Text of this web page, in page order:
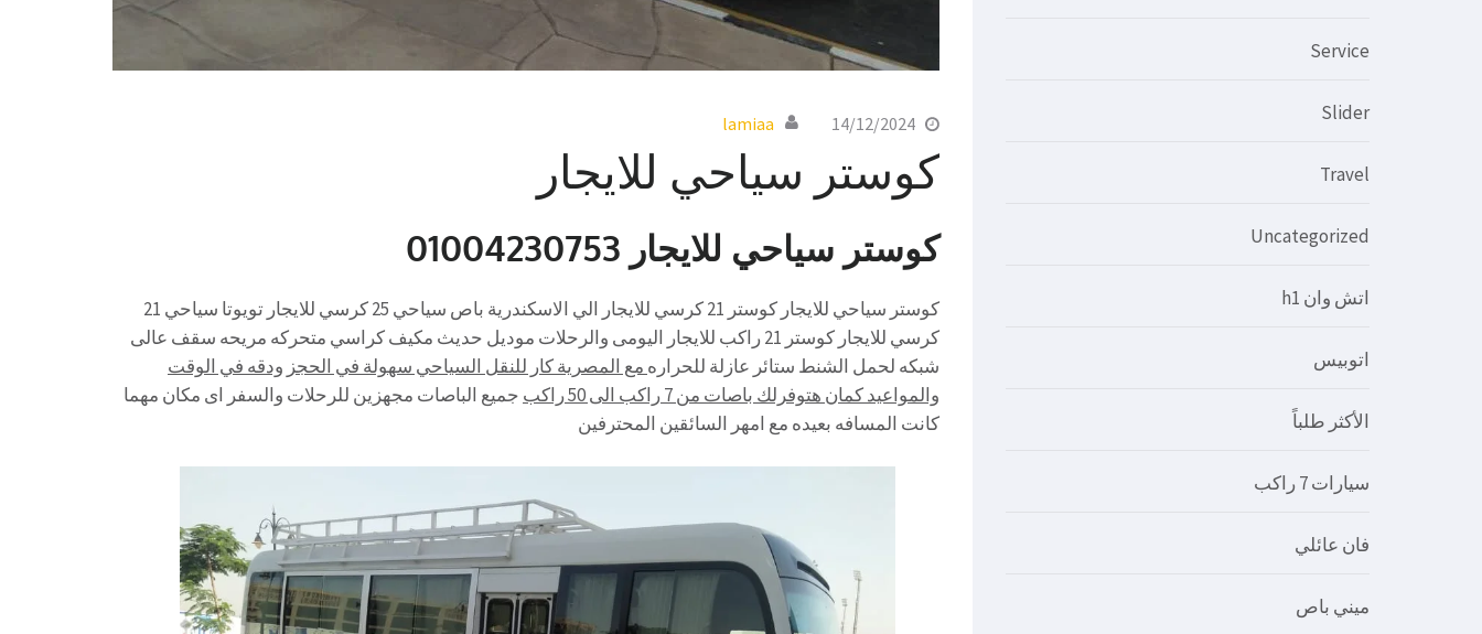
14/12/2024
lamiaa
كوستر سياحي للايجار
كوستر سياحي للايجار 01004230753
كوستر سياحي للايجار كوستر 21 كرسي للايجار الي الاسكندرية باص سياحي 25 كرسي للايجار تويوتا سياحي 21
كرسي للايجار كوستر 21 راكب للايجار اليومى والرحلات موديل حديث مكيف كراسي متحركه مريحه سقف عالى
شبكه لحمل الشنط ستائر عازلة للحراره مع المصرية كار للنقل السياحي سهولة في الحجز ودقه في الوقت
والمواعيد كمان هتوفرلك باصات من 7 راكب الى 50 راكب
جميع الباصات مجهزين للرحلات والسفر اى مكان مهما
كانت المسافه بعيده مع امهر السائقين المحترفين
Service
Slider
Travel
Uncategorized
اتش وان h1
اتوبيس
الأكثر طلباً
سيارات 7 راكب
فان عائلي
ميني باص